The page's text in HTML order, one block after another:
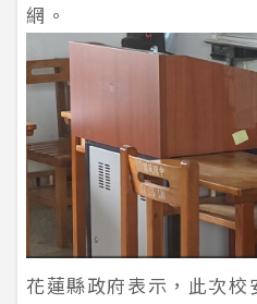
網。
花蓮縣政府表示，此次